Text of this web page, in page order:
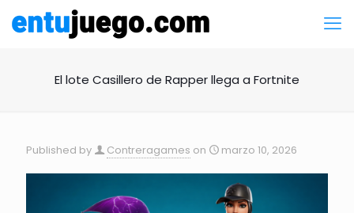
El lote Casillero de Rapper llega a Fortnite
Published by Contreragames on marzo 10, 2026